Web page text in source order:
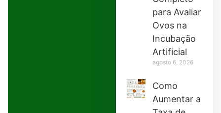
para Avaliar
Ovos na
Incubação
Artificial
agosto 6, 2026
Como
Aumentar a